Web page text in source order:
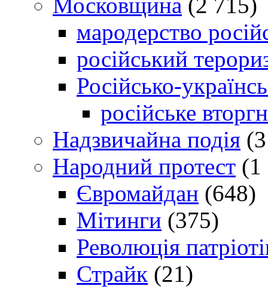
мародерство
російський
Російсько-
російське
Надзвичайна подія
Народний протест (1
Євромайдан (648)
Мітинги (375)
Революція
Страйк (21)